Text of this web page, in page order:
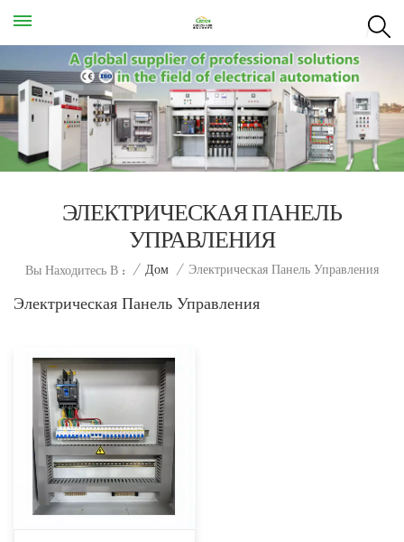
ЭЛЕКТРИЧЕСКАЯ ПАНЕЛЬ
УПРАВЛЕНИЯ
Вы Находитесь В : / Дом / Электрическая Панель Управления
Электрическая Панель Управления